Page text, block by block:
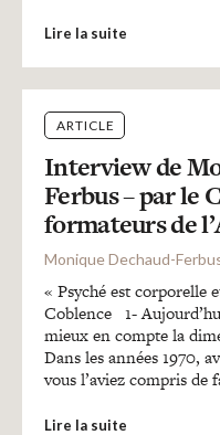
Lire la suite
ARTICLE
Interview de
Ferbus – par le
formateurs de
Monique Dechaud-
« Psyché est corporelle
Coblence 1-
mieux en compte la
Dans les années 1970,
vous l’aviez compris de
Lire la suite